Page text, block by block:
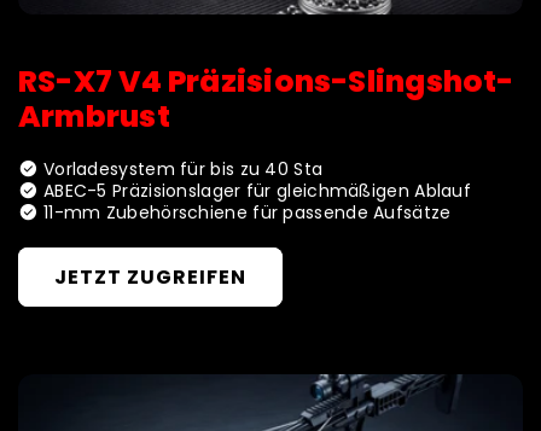
RS-X7 V4 Präzisions-Slingshot-
Armbrust
check_circle Vorladesystem für bis zu 40 Sta
check_circle ABEC-5 Präzisionslager für gleichmäßigen Ablauf
check_circle 11-mm Zubehörschiene für passende Aufsätze
JETZT ZUGREIFEN